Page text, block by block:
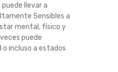
llevar a
Sensibles a
mental, físico y
puede
o incluso a estados